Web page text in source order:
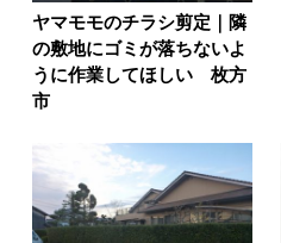
ヤマモモのチラシ剪定｜隣
の敷地にゴミが落ちないよ
うに作業してほしい 枚方
市